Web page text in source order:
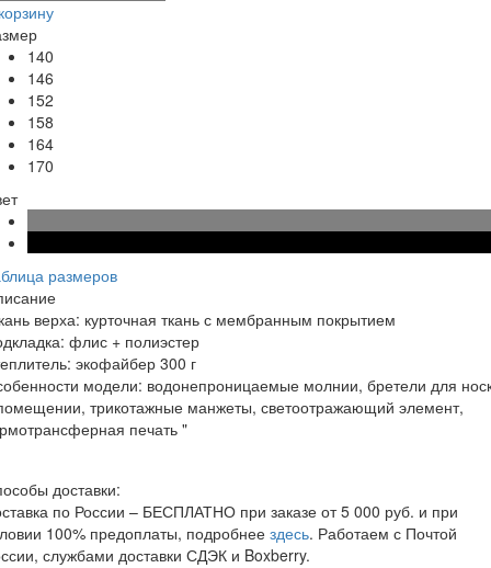
140
146
152
158
164
170
размеров
верха: курточная ткань с мембранным покрытием
флис + полиэстер
экофайбер 300 г
модели: водонепроницаемые молнии, бретели для
трикотажные манжеты, светоотражающий элемент,
печать "
доставки:
по России – БЕСПЛАТНО при заказе от 5 000 руб. и при
100% предоплаты, подробнее здесь. Работаем с Почтой
службами доставки СДЭК и Boxberry.